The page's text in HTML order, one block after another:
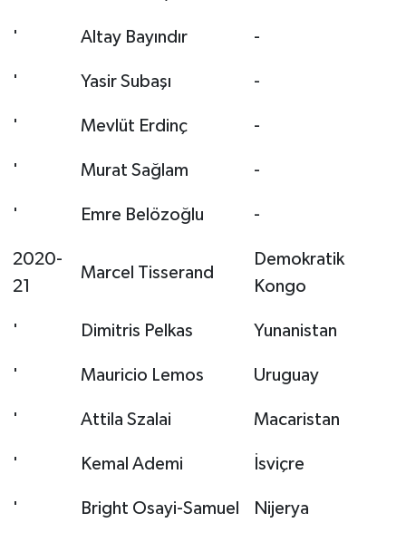
' Altay Bayındır -
' Yasir Subaşı -
' Mevlüt Erdinç -
' Murat Sağlam -
' Emre Belözoğlu -
2020-
21
Marcel Tisserand
Demokratik
Kongo
' Dimitris Pelkas Yunanistan
' Mauricio Lemos Uruguay
' Attila Szalai Macaristan
' Kemal Ademi İsviçre
' Bright Osayi-Samuel Nijerya